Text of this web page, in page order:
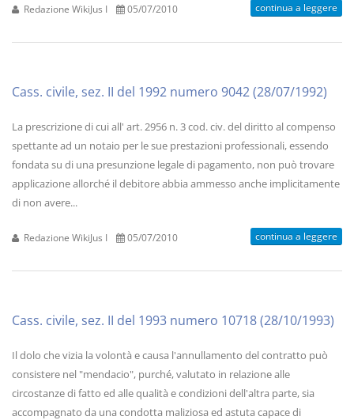
Redazione WikiJus I 05/07/2010 continua a leggere
Cass. civile, sez. II del 1992 numero 9042 (28/07/1992)
La prescrizione di cui all' art. 2956 n. 3 cod. civ. del diritto al compenso
spettante ad un notaio per le sue prestazioni professionali, essendo
fondata su di una presunzione legale di pagamento, non può trovare
applicazione allorché il debitore abbia ammesso anche implicitamente
di non avere...
Redazione WikiJus I 05/07/2010 continua a leggere
Cass. civile, sez. II del 1993 numero 10718 (28/10/1993)
Il dolo che vizia la volontà e causa l'annullamento del contratto può
consistere nel "mendacio", purché, valutato in relazione alle
circostanze di fatto ed alle qualità e condizioni dell'altra parte, sia
accompagnato da una condotta maliziosa ed astuta capace di